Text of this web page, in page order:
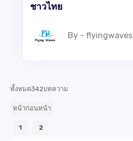
ชาวไทย
By - flyingwaves
ทั้งหมด342บทความ
หน้าก่อนหน้า
1 2